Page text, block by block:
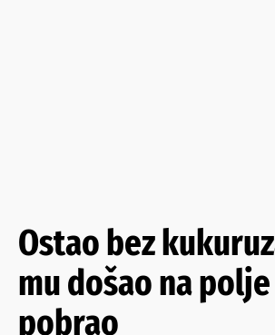
Ostao bez
mu došao na
pobrao